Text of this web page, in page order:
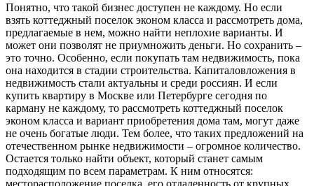
Понятно, что такой бизнес доступен не каждому. Но если
взять коттеджный поселок эконом класса и рассмотреть дома,
предлагаемые в нем, можно найти неплохие варианты. И
может они позволят не приумножить деньги. Но сохранить –
это точно. Особенно, если покупать там недвижимость, пока
она находится в стадии строительства. Капиталовложения в
недвижимость стали актуальны и среди россиян. И если
купить квартиру в Москве или Петербурге сегодня по
карману не каждому, то рассмотреть коттеджный поселок
эконом класса и вариант приобретения дома там, могут даже
не очень богатые люди. Тем более, что таких предложений на
отечественном рынке недвижимости – огромное количество.
Остается только найти объект, который станет самым
подходящим по всем параметрам. К ним относятся:
месторасположение поселка, его отдаленность от крупных